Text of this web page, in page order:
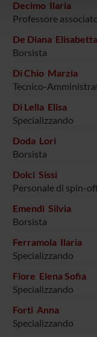
pubblicità e social
raccolto dal tuo
Decimo Ilaria
Professore
De Diana Elisabetta
Borsista
Di Chio Marzia
Tecnico-
Di Lella Elisa
Specializzando
Doda Lori
Borsista
Dolci Sissi
Personale di spin-
Emendi Silvia
Borsista
Ferramola Ilaria
Specializzando
Fiore Elena Sofia
Specializzando
Forti Anna
Specializzando